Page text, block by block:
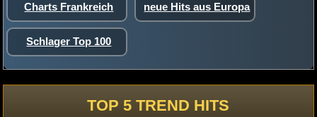
Charts Frankreich neue Hits aus Europa
Schlager Top 100
TOP 5 TREND HITS